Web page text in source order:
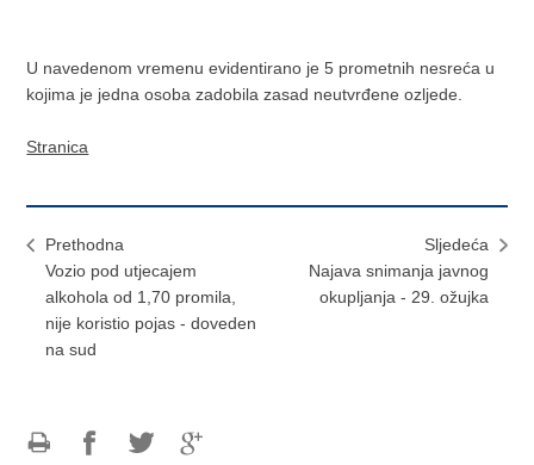
U navedenom vremenu evidentirano je 5 prometnih nesreća u
kojima je jedna osoba zadobila zasad neutvrđene ozljede.
Stranica
Prethodna
Vozio pod utjecajem
alkohola od 1,70 promila,
nije koristio pojas - doveden
na sud
Sljedeća
Najava snimanja javnog
okupljanja - 29. ožujka